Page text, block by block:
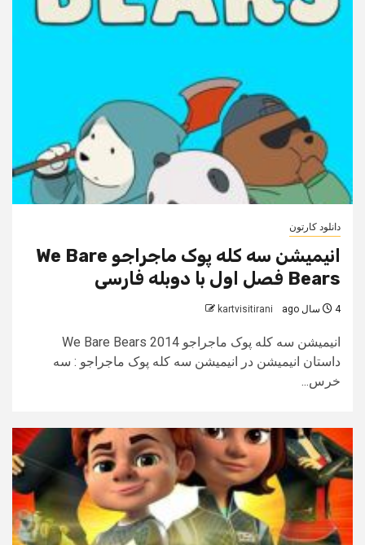
دانلود کارتون
انیمیشن سه کله پوک ماجراجو We Bare
Bears فصل اول با دوبله فارسی
4 سال ago kartvisitirani
انیمیشن سه کله پوک ماجراجو We Bare Bears 2014
داستان انیمیشن در انیمیشن سه کله پوک ماجراجو : سه
خرس...